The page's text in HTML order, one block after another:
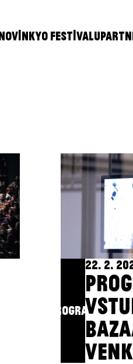
NOVINKYO FESTIVALU
PROGRAM
22. 2.